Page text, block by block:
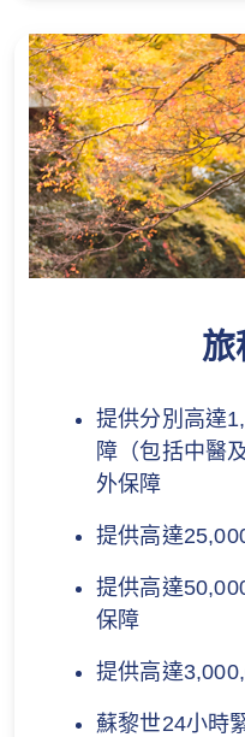
旅
提供分別高達
障（包括中醫
外保障
提供高達
提供高達
保障
提供高達
蘇黎世24小時